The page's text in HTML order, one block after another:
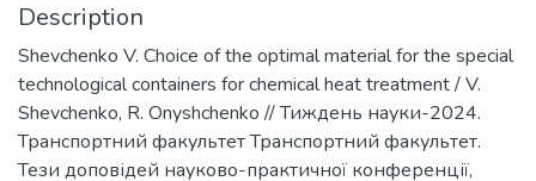
Description
Shevchenko V. Choice of the optimal material for the special
technological containers for chemical heat treatment / V.
Shevchenko, R. Onyshchenko // Тиждень науки-2024.
Транспортний факультет Транспортний факультет.
Тези доповідей науково-практичної конференції,